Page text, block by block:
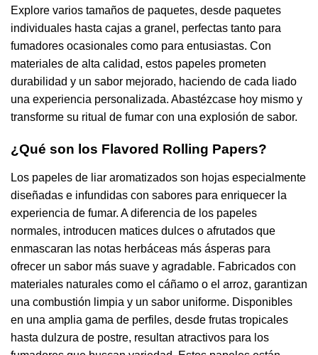
Explore varios tamaños de paquetes, desde paquetes
individuales hasta cajas a granel, perfectas tanto para
fumadores ocasionales como para entusiastas. Con
materiales de alta calidad, estos papeles prometen
durabilidad y un sabor mejorado, haciendo de cada liado
una experiencia personalizada. Abastézcase hoy mismo y
transforme su ritual de fumar con una explosión de sabor.
¿Qué son los Flavored Rolling Papers?
Los papeles de liar aromatizados son hojas especialmente
diseñadas e infundidas con sabores para enriquecer la
experiencia de fumar. A diferencia de los papeles
normales, introducen matices dulces o afrutados que
enmascaran las notas herbáceas más ásperas para
ofrecer un sabor más suave y agradable. Fabricados con
materiales naturales como el cáñamo o el arroz, garantizan
una combustión limpia y un sabor uniforme. Disponibles
en una amplia gama de perfiles, desde frutas tropicales
hasta dulzura de postre, resultan atractivos para los